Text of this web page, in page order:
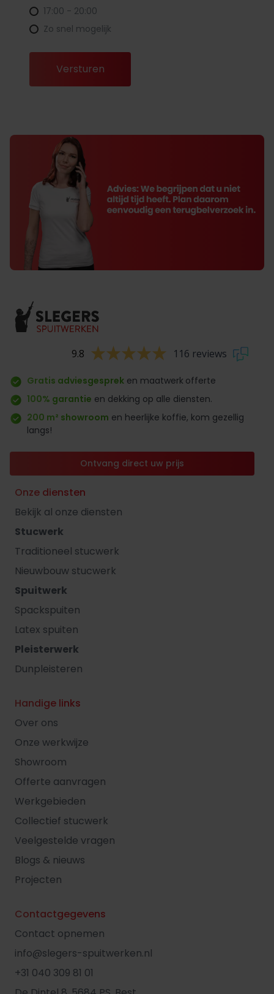
17:00 - 20:00
Zo snel mogelijk
9.8 116 reviews
Gratis adviesgesprek en maatwerk offerte
100% garantie en dekking op alle diensten.
200 m² showroom en heerlijke koffie, kom gezellig
langs!
Ontvang direct uw prijs
Onze diensten
Bekijk al onze diensten
Stucwerk
Traditioneel stucwerk
Nieuwbouw stucwerk
Spuitwerk
Spackspuiten
Latex spuiten
Pleisterwerk
Dunpleisteren
Handige links
Over ons
Onze werkwijze
Showroom
Offerte aanvragen
Werkgebieden
Collectief stucwerk
Veelgestelde vragen
Blogs & nieuws
Projecten
Contactgegevens
Contact opnemen
info@slegers-spuitwerken.nl
+31 040 309 81 01